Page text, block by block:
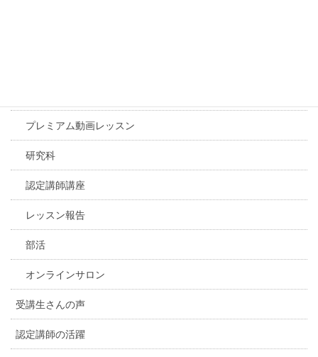
プレミアム動画レッスン
研究科
認定講師講座
レッスン報告
部活
オンラインサロン
受講生さんの声
認定講師の活躍